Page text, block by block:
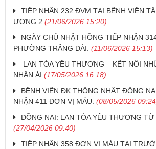
TIẾP NHẬN 232 ĐVM TẠI BỆNH VIỆN
ƯƠNG 2 (21/06/2026 15:20)
NGÀY CHỦ NHẬT HỒNG TIẾP NHẬN
PHƯỜNG TRẢNG DÀI. (11/06/2026 15:13)
LAN TỎA YÊU THƯƠNG – KẾT NỐI
NHÂN ÁI (17/05/2026 16:18)
BỆNH VIỆN ĐK THỐNG NHẤT ĐỒNG
NHẬN 411 ĐƠN VỊ MÁU. (08/05/2026
ĐỒNG NAI: LAN TỎA YÊU THƯƠNG
(27/04/2026 09:40)
TIẾP NHẬN 358 ĐƠN VỊ MÁU TẠI